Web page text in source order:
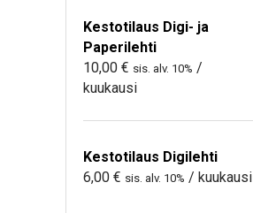
Kestotilaus Digi- ja
Paperilehti
10,00 € sis. alv. 10% /
kuukausi
Kestotilaus Digilehti
6,00 € sis. alv. 10% / kuukausi